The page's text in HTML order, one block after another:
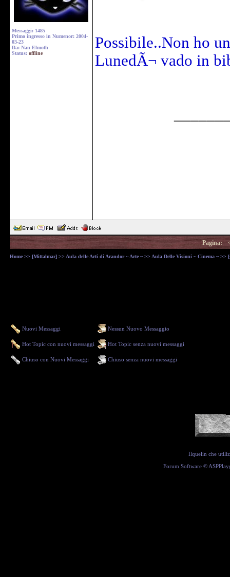
Messaggi: 1485
Primo ingresso in Numenor: 2004-
03-23
Da: Nan Elmoth
Status: offline
Possibile..Non ho
LunedÃ¬ vado in
Pagina:
Home >> [Mittalmar] >> Aula delle Arti di Arandor ~ Arte ~ >> Aula Delle Visioni ~ Cinema ~ >>
Nuovi Messaggi Nessun Nuovo Messaggio
Hot Topic con nuovi messaggi Hot Topic senza nuovi messaggi
Chiuso con Nuovi Messaggi Chiuso senza nuovi messaggi
Ilquelin che
Forum Software ©